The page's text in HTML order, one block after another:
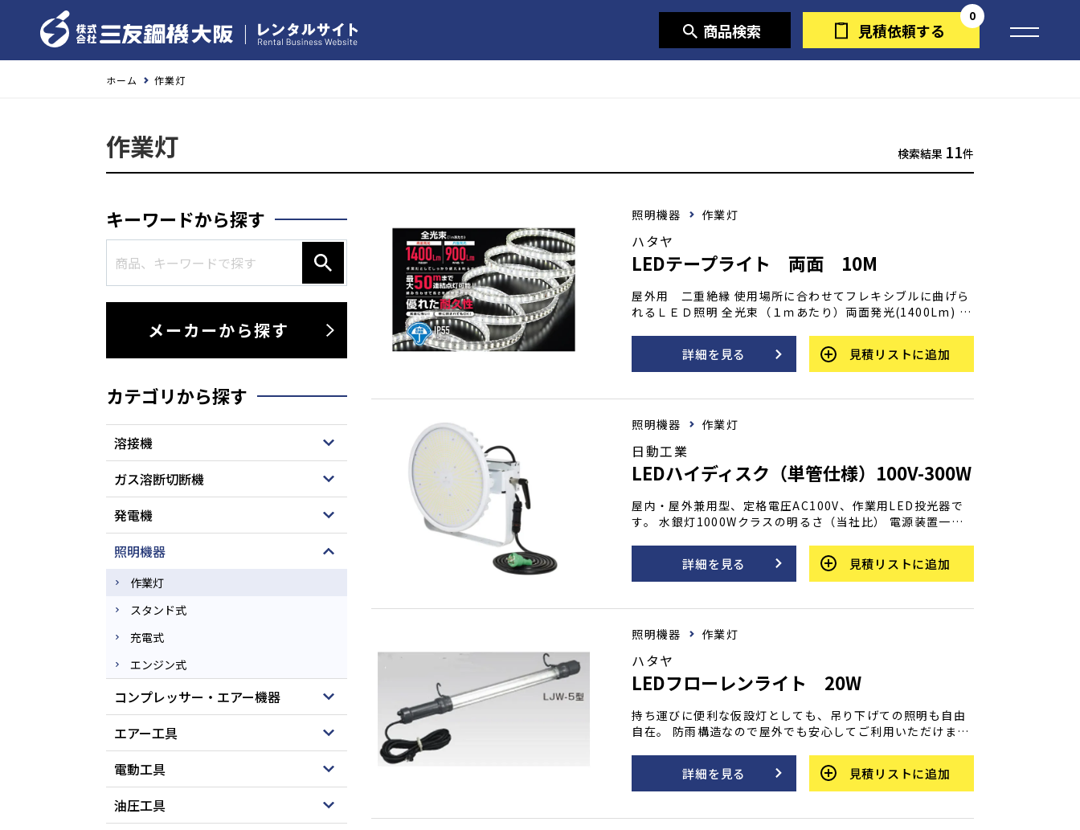
商品検索 見積依頼する
0
ホーム 作業灯
作業灯 検索結果 11件
キーワードから探す
メーカーから探す
カテゴリから探す
溶接機
ガス溶断切断機
発電機
照明機器
作業灯
スタンド式
充電式
エンジン式
コンプレッサー・エアー機器
エアー工具
電動工具
油圧工具
照明機器 作業灯
ハタヤ
LEDテープライト 両面 10M
屋外用 二重絶縁 使用場所に合わせてフレキシブルに曲げら
れるＬＥＤ照明 全光束（１ｍあたり）両面発光(1400Lm) 片
性 屈曲に強い 車に踏まれてもＯＫ！ 屋外用 防雨型IP55
詳細を見る 見積リストに追加
照明機器 作業灯
日動工業
LEDハイディスク（単管仕様）100V-300W
屋内・屋外兼用型、定格電圧AC100V、作業用LED投光器で
す。 水銀灯1000Wクラスの明るさ（当社比） 電源装置一体
明）です。 電線の長さは5m、コード先端はポッキンプラグ
です。 プラグを交換すれば200Vで使用可能です。
詳細を見る 見積リストに追加
照明機器 作業灯
ハタヤ
LEDフローレンライト 20W
持ち運びに便利な仮設灯としても、吊り下げての照明も自由
自在。 防雨構造なので屋外でも安心してご利用いただけま
用！ ●光を拡散するクリアレンズカバー付 ●雨中でも安心の
屋外用防雨型 ●専用コンセント付で転結転倒ができます ●吊
り下げフック付で縦吊り、横吊りができます
詳細を見る 見積リストに追加